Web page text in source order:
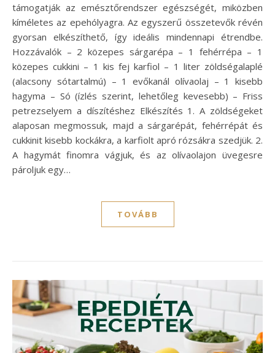
támogatják az emésztőrendszer egészségét, miközben
kíméletes az epehólyagra. Az egyszerű összetevők révén
gyorsan elkészíthető, így ideális mindennapi étrendbe.
Hozzávalók – 2 közepes sárgarépa – 1 fehérrépa – 1
közepes cukkini – 1 kis fej karfiol – 1 liter zöldségalaplé
(alacsony sótartalmú) – 1 evőkanál olívaolaj – 1 kisebb
hagyma – Só (ízlés szerint, lehetőleg kevesebb) – Friss
petrezselyem a díszítéshez Elkészítés 1. A zöldségeket
alaposan megmossuk, majd a sárgarépát, fehérrépát és
cukkinit kisebb kockákra, a karfiolt apró rózsákra szedjük. 2.
A hagymát finomra vágjuk, és az olívaolajon üvegesre
pároljuk egy…
TOVÁBB